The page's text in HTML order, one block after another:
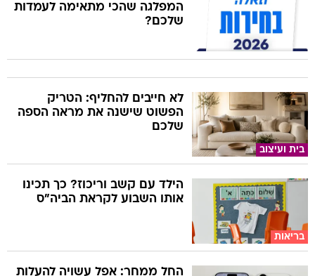
המפלגה שהכי מתאימה לעמדות
שלכם?
בית ועיצוב
לא חייבים להחליף: הטריק
הפשוט שישנה את מראה הספה
שלכם
בריאות
הילד עם קשב וריכוז? כך תכינו
אותו השבוע לקראת הביה"ס
החל ממחר: אפל עשויה להעלות